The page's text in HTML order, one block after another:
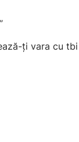
ți vara cu tbi